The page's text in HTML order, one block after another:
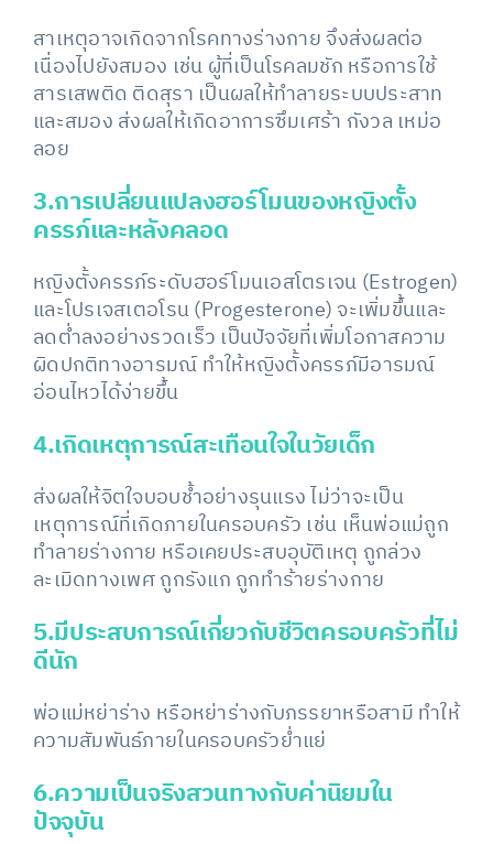
สาเหตุอาจเกิดจากโรคทางร่างกาย จึงส่งผลต่อ
เนื่องไปยังสมอง เช่น ผู้ที่เป็นโรคลมชัก หรือการใช้
สารเสพติด ติดสุรา เป็นผลให้ทำลายระบบประสาท
และสมอง ส่งผลให้เกิดอาการซึมเศร้า กังวล เหม่อ
ลอย
3.การเปลี่ยนแปลงฮอร์โมนของหญิงตั้ง
ครรภ์และหลังคลอด
หญิงตั้งครรภ์ระดับฮอร์โมนเอสโตรเจน (Estrogen)
และโปรเจสเตอโรน (Progesterone) จะเพิ่มขึ้นและ
ลดต่ำลงอย่างรวดเร็ว เป็นปัจจัยที่เพิ่มโอกาสความ
ผิดปกติทางอารมณ์ ทำให้หญิงตั้งครรภ์มีอารมณ์
อ่อนไหวได้ง่ายขึ้น
4.เกิดเหตุการณ์สะเทือนใจในวัยเด็ก
ส่งผลให้จิตใจบอบช้ำอย่างรุนแรง ไม่ว่าจะเป็น
เหตุการณ์ที่เกิดภายในครอบครัว เช่น เห็นพ่อแม่ถูก
ทำลายร่างกาย หรือเคยประสบอุบัติเหตุ ถูกล่วง
ละเมิดทางเพศ ถูกรังแก ถูกทำร้ายร่างกาย
5.มีประสบการณ์เกี่ยวกับชีวิตครอบครัวที่ไม่
ดีนัก
พ่อแม่หย่าร่าง หรือหย่าร่างกับภรรยาหรือสามี ทำให้
ความสัมพันธ์ภายในครอบครัวย่ำแย่
6.ความเป็นจริงสวนทางกับค่านิยมใน
ปัจจุบัน